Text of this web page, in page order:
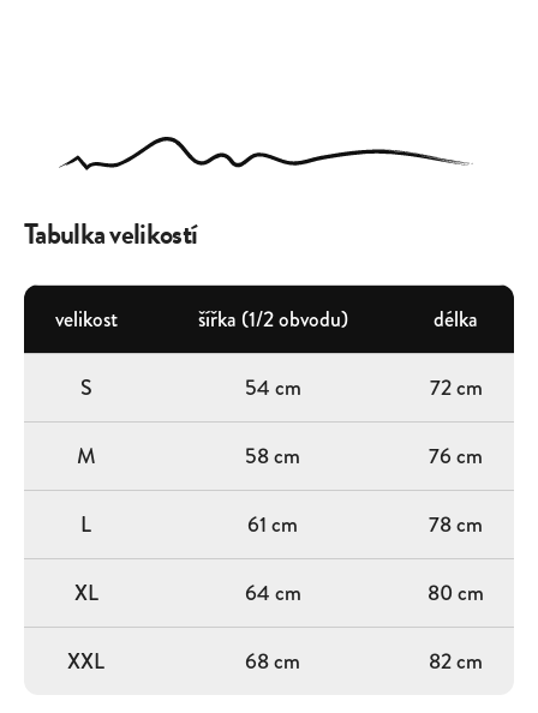
Tabulka velikostí
velikost šířka (1/2 obvodu) délka
S 54 cm 72 cm
M 58 cm 76 cm
L 61 cm 78 cm
XL 64 cm 80 cm
XXL 68 cm 82 cm